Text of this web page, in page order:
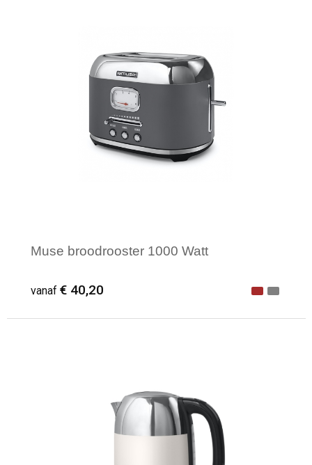
Muse broodrooster 1000 Watt
vanaf € 40,20